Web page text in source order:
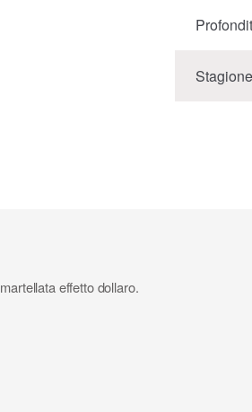
Stagione
effetto dollaro.